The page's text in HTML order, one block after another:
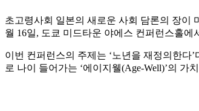
초고령사회 일본의 새로운 사회 담론의 장이
월 16일, 도쿄 미드타운 야에스 컨퍼런스홀에
이번 컨퍼런스의 주제는 ‘노년을 재정의한다
로 나이 들어가는 ‘에이지웰(Age-Well)’의 가